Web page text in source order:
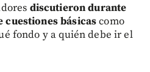
discutieron durante
cuestiones básicascomo
fondo y a quién debe ir el